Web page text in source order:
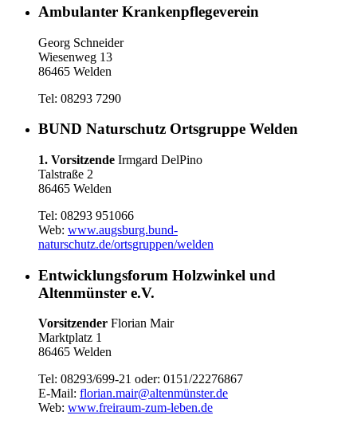
Ambulanter Krankenpflegeverein
Georg Schneider
Wiesenweg 13
86465 Welden
Tel: 08293 7290
BUND Naturschutz Ortsgruppe Welden
1. Vorsitzende Irmgard DelPino
Talstraße 2
86465 Welden
Tel: 08293 951066
Web: www.augsburg.bund-
naturschutz.de/ortsgruppen/welden
Entwicklungsforum Holzwinkel und
Altenmünster e.V.
Vorsitzender Florian Mair
Marktplatz 1
86465 Welden
Tel: 08293/699-21 oder: 0151/22276867
E-Mail: florian.mair@altenmünster.de
Web: www.freiraum-zum-leben.de